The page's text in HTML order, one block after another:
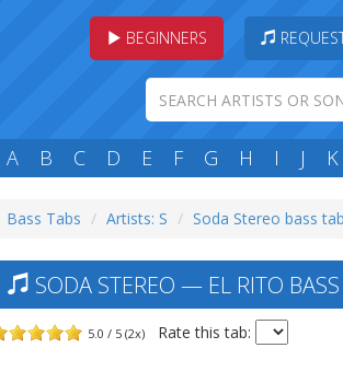
BEGINNERS
A B C D E F G H I J K
Bass Tabs Artists: S Soda Stereo bass
SODA STEREO — EL RITO
5.0 / 5 (2x) Rate this tab: